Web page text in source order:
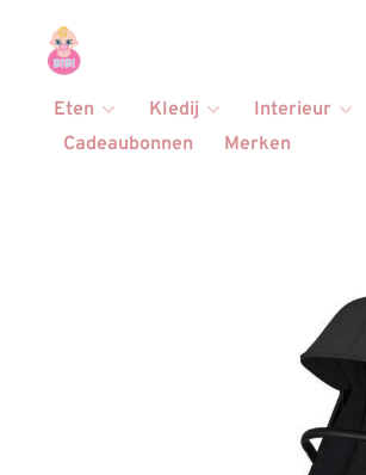
Eten Kledij Interieur
Cadeaubonnen
Merken